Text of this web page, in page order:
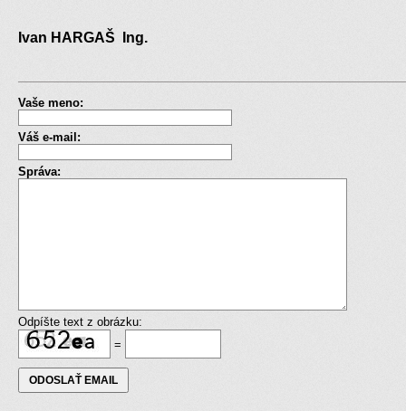
Ivan HARGAŠ Ing.
Vaše meno:
Váš e-mail:
Správa:
Odpíšte text z obrázku:
=